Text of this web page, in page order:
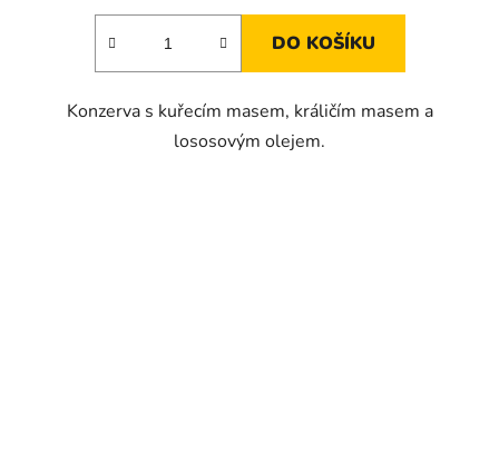
DO KOŠÍKU
Konzerva s kuřecím masem, králičím masem a
lososovým olejem.